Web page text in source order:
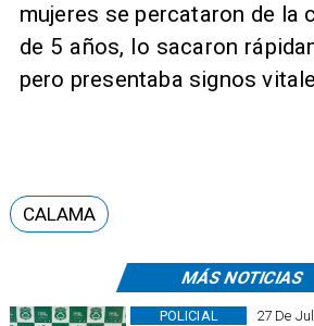
mujeres se percataron de la
de 5 años, lo sacaron
pero presentaba signos
MÁS NOTICIAS
27 De
POLICIAL
CALAMA